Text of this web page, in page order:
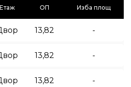
Етаж ОП Изба площ
13,82 -
13,82 -
13,82 -